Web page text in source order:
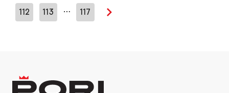
112 113 … 117
Seuraava sivu